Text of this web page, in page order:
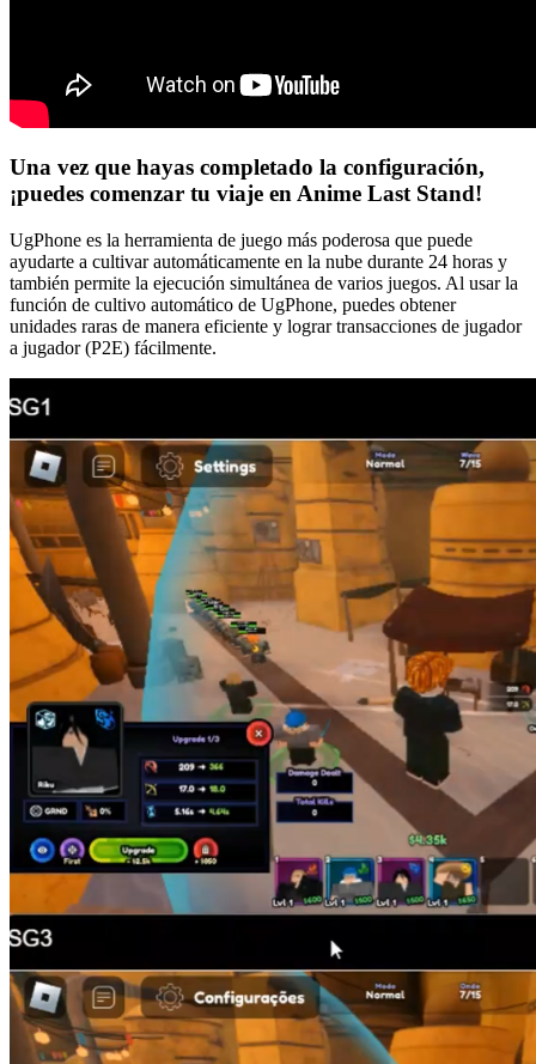
Una vez que hayas completado la configuración,
¡puedes comenzar tu viaje en Anime Last Stand!
UgPhone es la herramienta de juego más poderosa que puede
ayudarte a cultivar automáticamente en la nube durante 24 horas y
también permite la ejecución simultánea de varios juegos. Al usar la
función de cultivo automático de UgPhone, puedes obtener
unidades raras de manera eficiente y lograr transacciones de jugador
a jugador (P2E) fácilmente.